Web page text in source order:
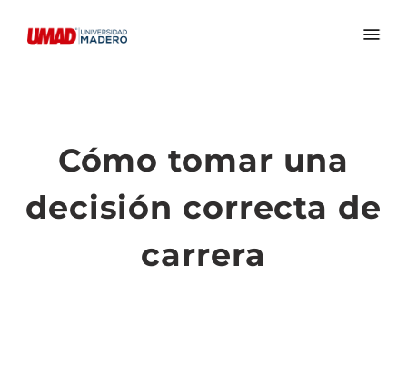
Cómo tomar una
decisión correcta de
carrera